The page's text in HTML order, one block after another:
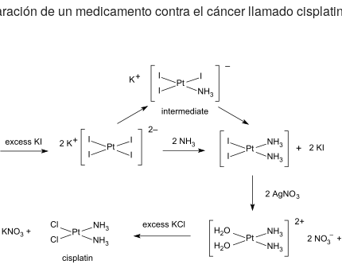
de un medicamento contra el cáncer llamado